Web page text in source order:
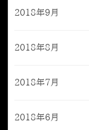
2018年9月
2018年8月
2018年7月
2018年6月